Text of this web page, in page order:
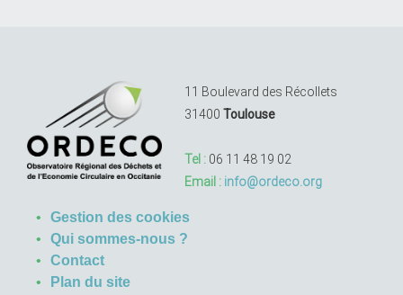
11 Boulevard des Récollets
31400 Toulouse
Tel : 06 11 48 19 02
Email : info@ordeco.org
Gestion des cookies
Qui sommes-nous ?
Contact
Plan du site